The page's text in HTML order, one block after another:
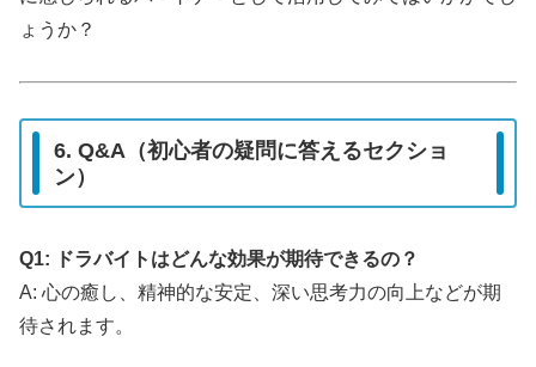
ょうか？
6. Q&A（初心者の疑問に答えるセクショ
ン）
Q1: ドラバイトはどんな効果が期待できるの？
A: 心の癒し、精神的な安定、深い思考力の向上などが期
待されます。